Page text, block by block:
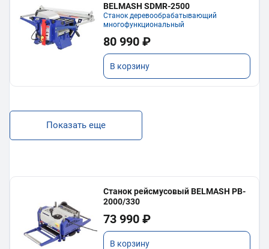
BELMASH SDMR-2500
Станок деревообрабатывающий
многофункциональный
80 990 ₽
В корзину
Показать еще
Станок рейсмусовый BELMASH PB-
2000/330
73 990 ₽
В корзину